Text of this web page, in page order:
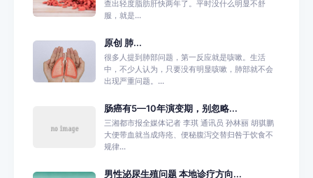
查出轻度脂肪肝快两年了。平时没什么明显不舒
服，就是...
原创 肺...
很多人提到肺部问题，第一反应就是咳嗽。生活
中，不少人认为，只要没有明显咳嗽，肺部就不会
出现严重问题。...
肠癌有5—10年演变期，别忽略...
三湘都市报全媒体记者 李琪 通讯员 孙林丽 胡骐鹏
大便带血就当成痔疮、便秘腹泻交替归咎于饮食不
规律...
男性泌尿生殖问题 本地诊疗方向...